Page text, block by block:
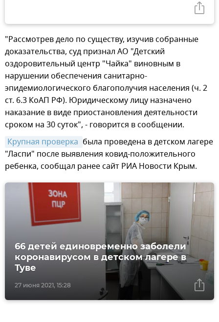
"Рассмотрев дело по существу, изучив собранные
доказательства, суд признал АО "Детский
оздоровительный центр "Чайка" виновным в
нарушении обеспечения санитарно-
эпидемиологического благополучия населения (ч. 2
ст. 6.3 КоАП РФ). Юридическому лицу назначено
наказание в виде приостановления деятельности
сроком на 30 суток", - говорится в сообщении.
Крупная проверка была проведена в детском лагере
"Ласпи" после выявления ковид-положительного
ребенка, сообщал ранее сайт РИА Новости Крым.
27 июня 2021, 15:28
66 детей единовременно заболели
коронавирусом в детском лагере в
Туве